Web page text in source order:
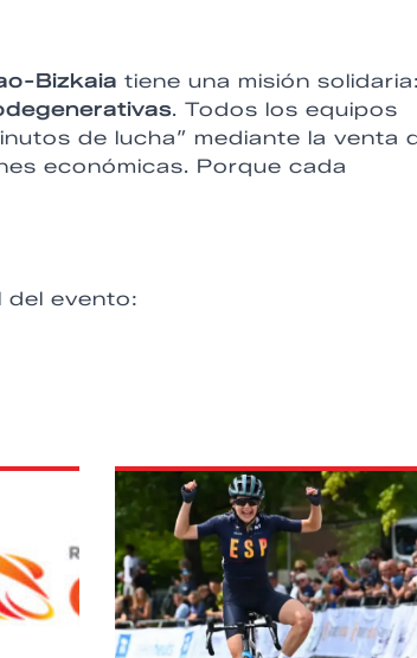
Bizkaia tiene una misión
. Todos los equipos
de lucha” mediante la venta
económicas. Porque cada
del evento: